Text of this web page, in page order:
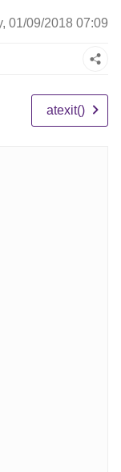
01/09/2018 07:09
atexit()